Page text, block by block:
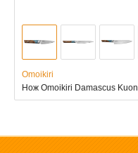
Omoikiri
Нож Omoikiri Damascus Kuon